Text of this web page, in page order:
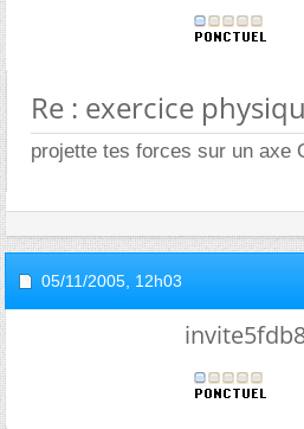
Re : exercice
projette tes forces sur un axe
05/11/2005, 12h03